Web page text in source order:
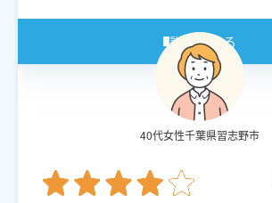
詳細を見る
40代女性千葉県習志野市